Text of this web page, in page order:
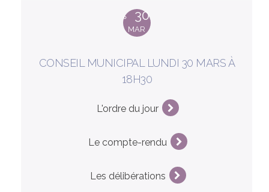
30
MAR
CONSEIL MUNICIPAL LUNDI 30 MARS À
18H30
L'ordre du jour
Le compte-rendu
Les délibérations